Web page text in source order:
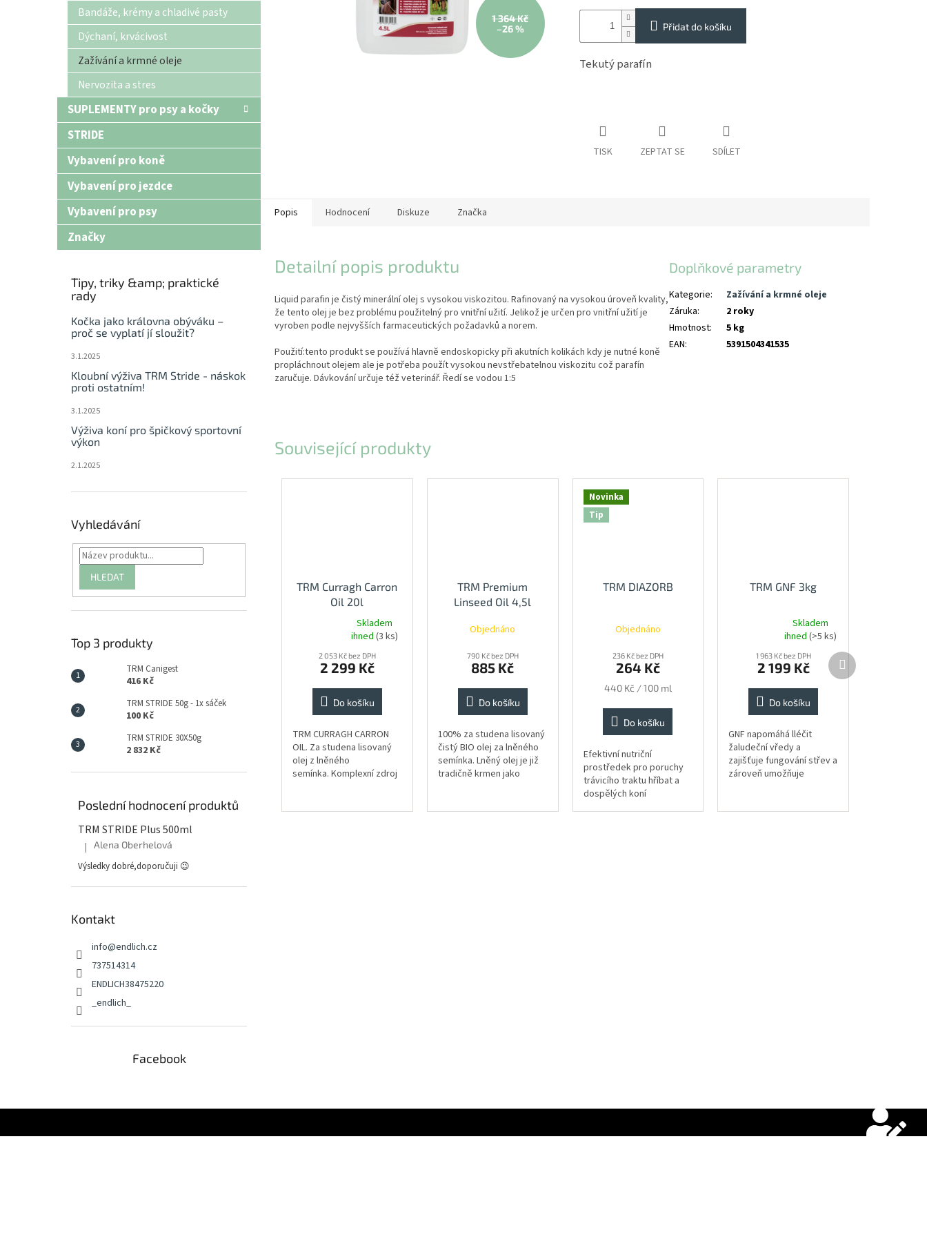
Bandáže, krémy a chladivé pasty
Dýchaní, krvácivost
Zažívání a krmné oleje
Nervozita a stres
SUPLEMENTY pro psy a kočky
STRIDE
Vybavení pro koně
Vybavení pro jezdce
Vybavení pro psy
Značky
Tipy, triky &amp; praktické
rady
Kočka jako královna obýváku –
proč se vyplatí jí sloužit?
3.1.2025
Kloubní výživa TRM Stride - náskok
proti ostatním!
3.1.2025
Výživa koní pro špičkový sportovní
výkon
2.1.2025
Vyhledávání
HLEDAT
Top 3 produkty
TRM Canigest
416 Kč
TRM STRIDE 50g - 1x sáček
100 Kč
TRM STRIDE 30X50g
2 832 Kč
Poslední hodnocení produktů
TRM STRIDE Plus 500ml
Hodnocení produktu je 5 z 5 hvězdiček.
| Alena Oberhelová
Výsledky dobré,doporučuji 😉
Kontakt
info@endlich.cz
737514314
ENDLICH38475220
_endlich_
Facebook
1 364 Kč
–26 %
Přidat do košíku
Tekutý parafín
TISK ZEPTAT SE SDÍLET
Související produkty
TRM Curragh Carron
Oil 20l
produktu
Skladem
ihned(3 ks)
2 053 Kč bez DPH
2 299 Kč
Do košíku
TRM CURRAGH CARRON
OIL. Za studena lisovaný
olej z lněného
semínka. Komplexní zdroj
a kvalitní zažívání.
TRM Premium
Linseed Oil 4,5l
Objednáno
790 Kč bez DPH
885 Kč
Do košíku
100% za studena lisovaný
čistý BIO olej za lněného
semínka. Lněný olej je již
tradičně krmen jako
výrazným podílem
Novinka
Tip
TRM DIAZORB
Objednáno
236 Kč bez DPH
264 Kč
Měrná
440 Kč / 100 ml
Do košíku
Efektivní nutriční
prostředek pro poruchy
trávicího traktu hříbat a
dospělých koní
TRM GNF 3kg
produktu
Skladem
ihned(>5 ks)
1 963 Kč bez DPH
2 199 Kč
Do košíku
GNF napomáhá lléčit
žaludeční vředy a
zajišťuje fungování střev a
zároveň umožňuje
Další
produkt
Popis Hodnocení Diskuze Značka
Detailní popis produktu
Liquid parafin je čistý minerální olej s vysokou viskozitou. Rafinovaný na vysokou úroveň kvality,
že tento olej je bez problému použitelný pro vnitřní užití. Jelikož je určen pro vnitřní užití je
vyroben podle nejvyšších farmaceutických požadavků a norem.
Použití:tento produkt se používá hlavně endoskopicky při akutních kolikách kdy je nutné koně
propláchnout olejem ale je potřeba použít vysokou nevstřebatelnou viskozitu což parafín
zaručuje. Dávkování určuje též veterinář. Ředí se vodou 1:5
Doplňkové parametry
Kategorie:
Zažívání a krmné oleje
Záruka:
2 roky
Hmotnost:
5 kg
EAN: 5391504341535